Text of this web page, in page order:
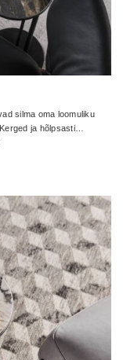
silma oma loomuliku
ja hõlpsasti
€